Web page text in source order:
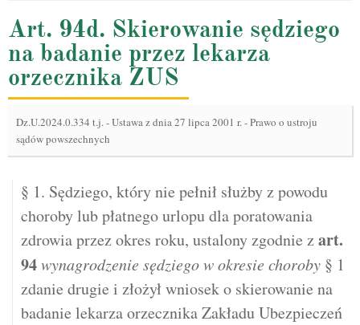
Art. 94d. Skierowanie sędziego
na badanie przez lekarza
orzecznika ZUS
Dz.U.2024.0.334 t.j.-Ustawa z dnia 27 lipca 2001 r. - Prawo o ustroju
sądów powszechnych
§ 1. Sędziego, który nie pełnił służby z powodu
choroby lub płatnego urlopu dla poratowania
zdrowia przez okres roku, ustalony zgodnie zart.
94wynagrodzenie sędziego w okresie choroby § 1
zdanie drugie i złożył wniosek o skierowanie na
badanie lekarza orzecznika Zakładu Ubezpieczeń